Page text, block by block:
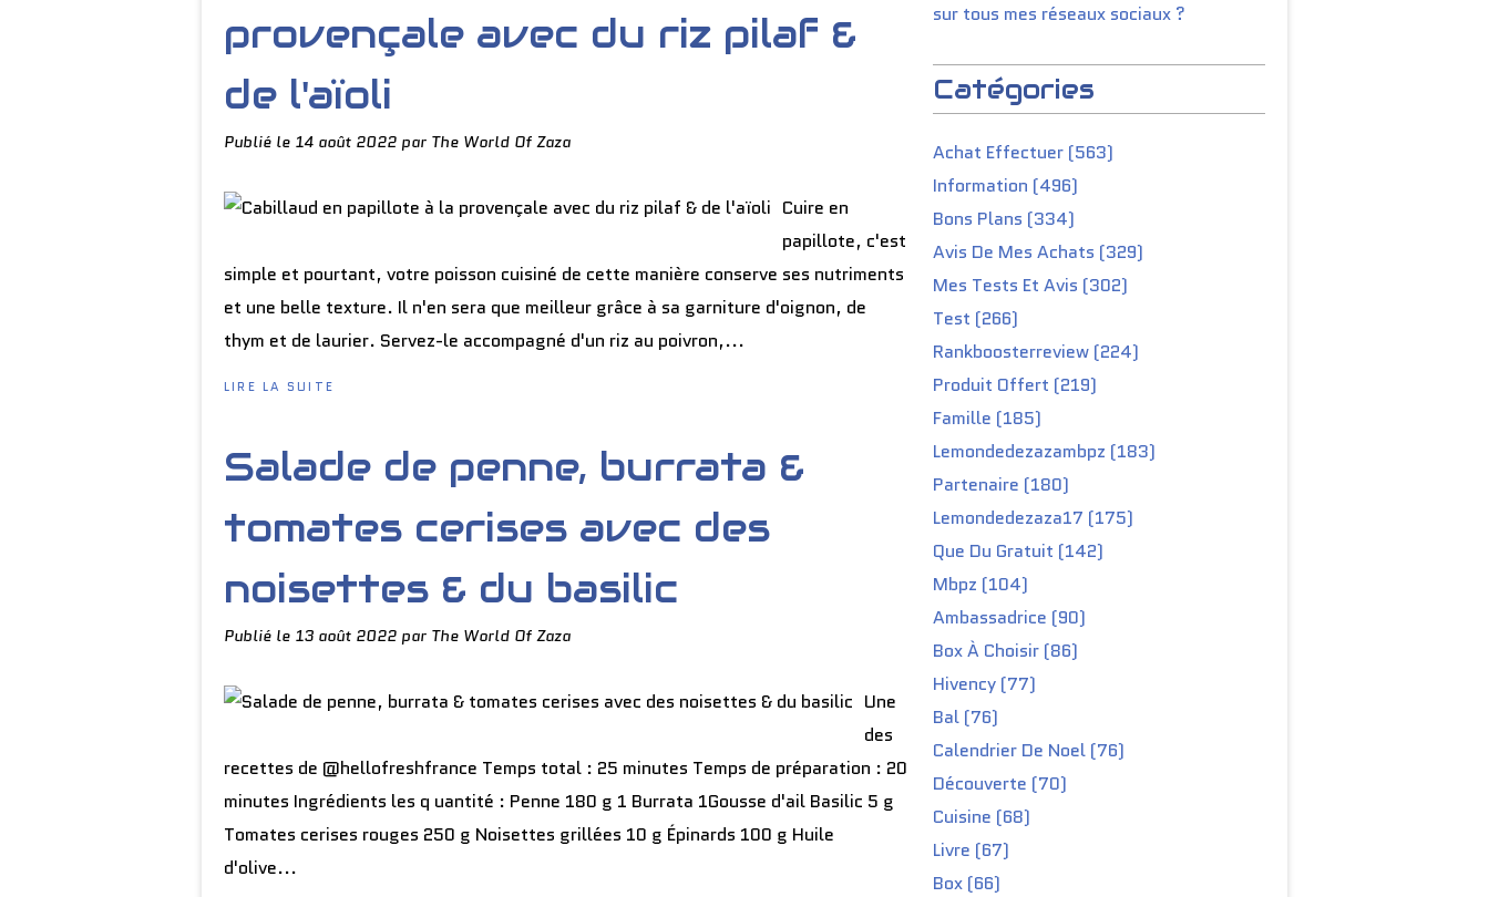
provençale avec du riz pilaf &
de l'aïoli
Publié le 14 août 2022 par The World Of Zaza
Cuire en
papillote, c'est
simple et pourtant, votre poisson cuisiné de cette manière conserve ses nutriments
et une belle texture. Il n'en sera que meilleur grâce à sa garniture d'oignon, de
thym et de laurier. Servez-le accompagné d'un riz au poivron,...
LIRE LA SUITE
Salade de penne, burrata &
tomates cerises avec des
noisettes & du basilic
Publié le 13 août 2022 par The World Of Zaza
Une
des
recettes de @hellofreshfrance Temps total : 25 minutes Temps de préparation : 20
minutes Ingrédients les q uantité : Penne 180 g 1 Burrata 1Gousse d'ail Basilic 5 g
Tomates cerises rouges 250 g Noisettes grillées 10 g Épinards 100 g Huile
d'olive...
sur tous mes réseaux sociaux ?
Catégories
Achat Effectuer (563)
Information (496)
Bons Plans (334)
Avis De Mes Achats (329)
Mes Tests Et Avis (302)
Test (266)
Rankboosterreview (224)
Produit Offert (219)
Famille (185)
Lemondedezazambpz (183)
Partenaire (180)
Lemondedezaza17 (175)
Que Du Gratuit (142)
Mbpz (104)
Ambassadrice (90)
Box À Choisir (86)
Hivency (77)
Bal (76)
Calendrier De Noel (76)
Découverte (70)
Cuisine (68)
Livre (67)
Box (66)